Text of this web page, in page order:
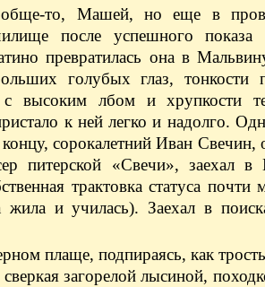
то, Машей, но еще в
после успешного показа
превратилась она в
голубых глаз, тонкости
высоким лбом и хрупкости
к ней легко и надолго.
сорокалетний Иван Свечин,
питерской «Свечи», заехал в
трактовка статуса почти
жила и училась). Заехал в
плаще, подпираясь, как
загорелой лысиной,